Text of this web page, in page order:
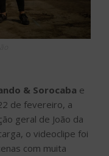
& Sorocaba e
de fevereiro, a
geral de João da
o videoclipe foi
com muita